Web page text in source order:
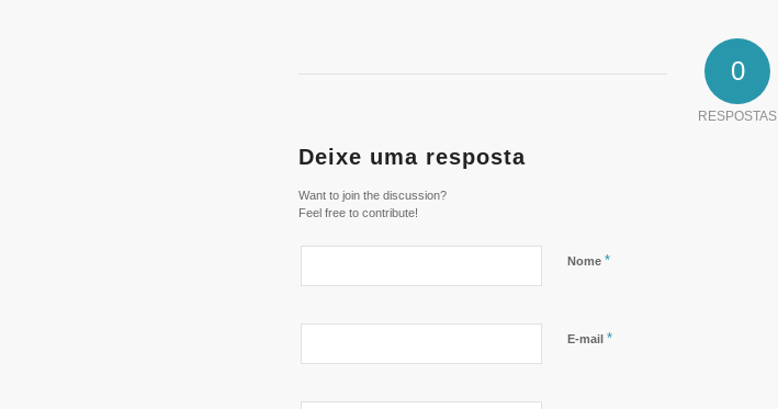
0
RESPOSTAS
Deixe uma resposta
Want to join the discussion?
Feel free to contribute!
Nome *
E-mail *